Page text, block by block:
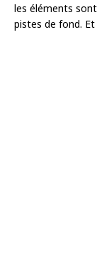
les éléments sont
pistes de fond.